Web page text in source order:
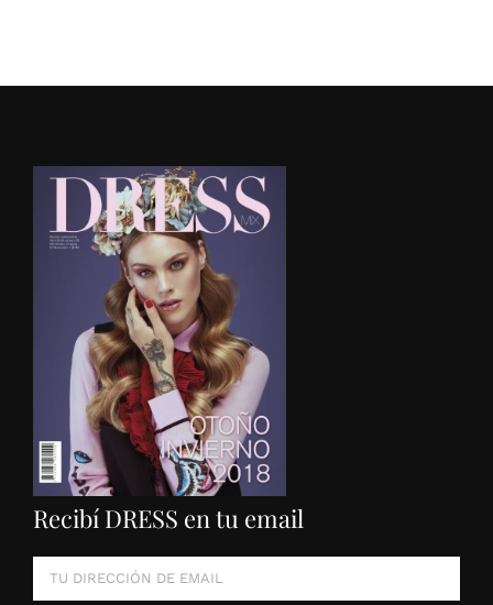
Recibí DRESS en tu email